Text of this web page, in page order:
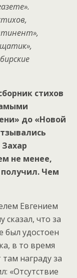
стихов
до «Новой
не менее,
Чем
Евгением
что за
был удостоен
в то время
награду за
«Отсутствие